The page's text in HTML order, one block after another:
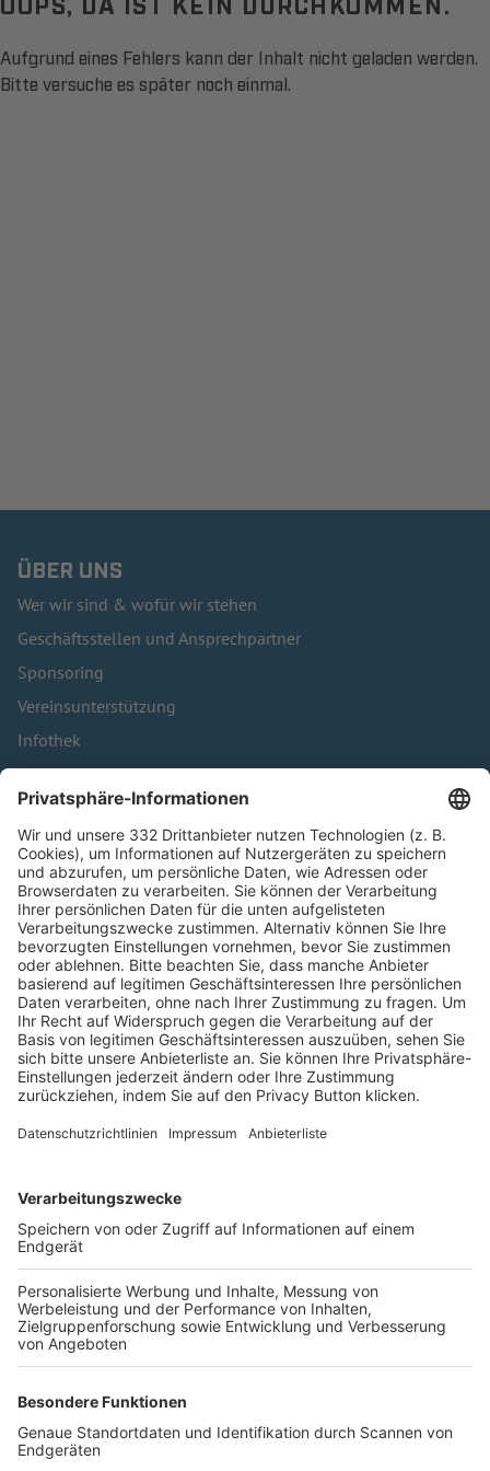
Aufgrund eines Fehlers kann der Inhalt nicht geladen werden.
Bitte versuche es später noch einmal.
ÜBER UNS
Wer wir sind & wofür wir stehen
Geschäftsstellen und Ansprechpartner
Sponsoring
Vereinsunterstützung
Infothek
Kontakt
HÄUFIG BESUCHTE SEITEN
Pässe und Vereinswechsel
Trainerausbildung
Schulungsangebot Vereinsmitarbeiter
BFV-Geschäftsstellen
Trainerbörse
Login SpielPlus
FOLGE DEM BFV
TOP-VEREINE
TOP-PARTNER